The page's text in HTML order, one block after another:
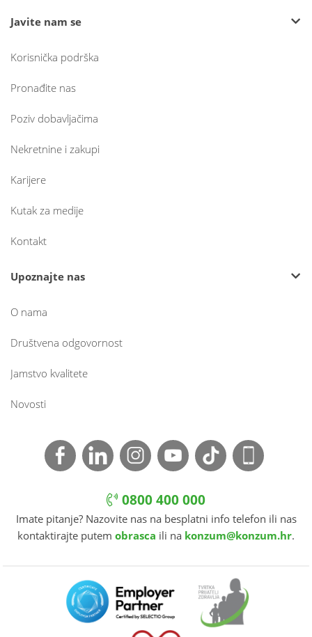
Javite nam se
Korisnička podrška
Pronađite nas
Poziv dobavljačima
Nekretnine i zakupi
Karijere
Kutak za medije
Kontakt
Upoznajte nas
O nama
Društvena odgovornost
Jamstvo kvalitete
Novosti
0800 400 000
Imate pitanje? Nazovite nas na besplatni info telefon ili nas
kontaktirajte putem obrasca ili na konzum@konzum.hr.